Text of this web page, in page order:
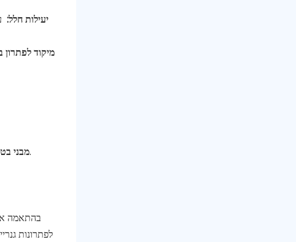
יעילות חלל:
מיקוד לפתרון
מבניהטמעה או הרכבה של אנודות להגנה קתודית על גשרים, מוסכי חניה וערימות ימיות הסובלות מקורוזיה הנגרמת על ידי כלוריד.
לפתרונות